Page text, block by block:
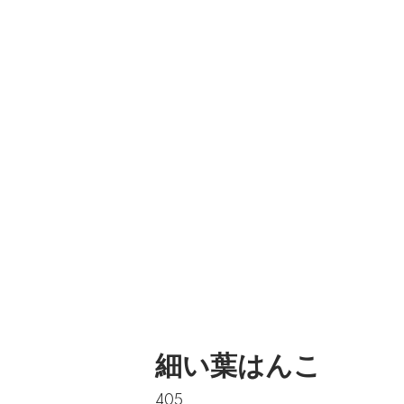
細い葉はんこ